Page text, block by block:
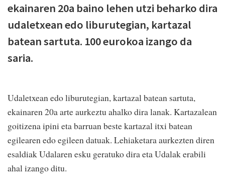
ekainaren 20a baino lehen utzi beharko dira
udaletxean edo liburutegian, kartazal
batean sartuta. 100 eurokoa izango da
saria.
Udaletxean edo liburutegian, kartazal batean sartuta,
ekainaren 20a arte aurkeztu ahalko dira lanak. Kartazalean
goitizena ipini eta barruan beste kartazal itxi batean
egilearen edo egileen datuak. Lehiaketara aurkezten diren
esaldiak Udalaren esku geratuko dira eta Udalak erabili
ahal izango ditu.